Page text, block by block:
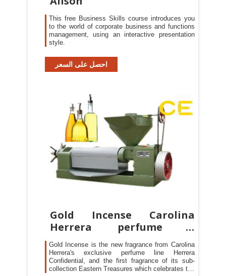
This free Business Skills course introduces you
to the world of corporate business and functions
management, using an interactive presentation
style.
احصل على السعر
Gold Incense Carolina
Herrera perfume a
fragrance for
Gold Incense is the new fragrance from Carolina
Herrera's exclusive perfume line Herrera
Confidential, and the first fragrance of its sub-
collection Eastern Treasures which celebrates the